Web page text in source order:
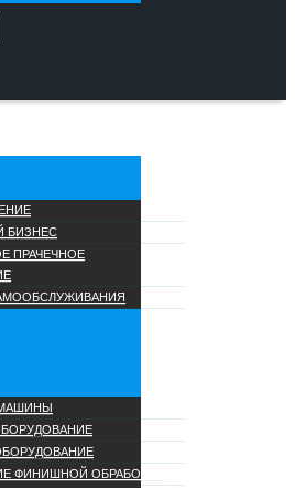
БИЗНЕС
ПРАЧЕЧНОЕ
ФИНИШНОЙ ОБРАБОТКИ